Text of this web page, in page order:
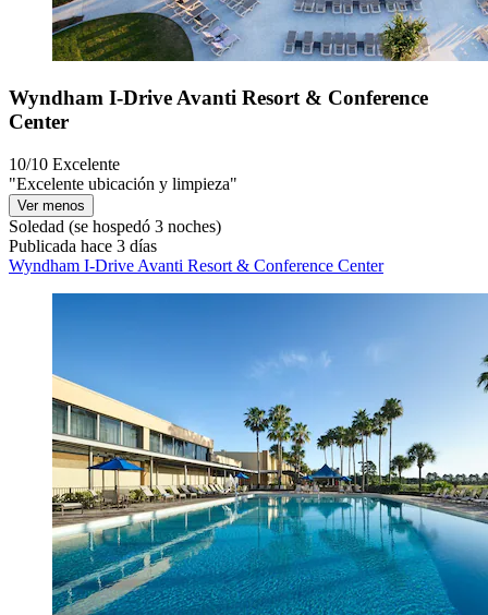
Wyndham I-Drive Avanti Resort & Conference
Center
10/10 Excelente
"Excelente ubicación y limpieza"
Ver menos
Soledad (se hospedó 3 noches)
Publicada hace 3 días
Wyndham I-Drive Avanti Resort & Conference Center